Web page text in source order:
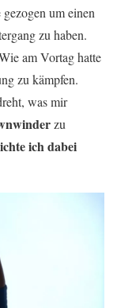
um einen
zu haben.
am Vortag hatte
zu kämpfen.
was mir
zu
ich dabei